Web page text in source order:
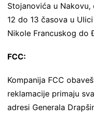
Stojanovića u Nakovu,
12 do 13 časova u
Nikole Francuskog do
FCC:
Kompanija FCC
reklamacije primaju
adresi Generala